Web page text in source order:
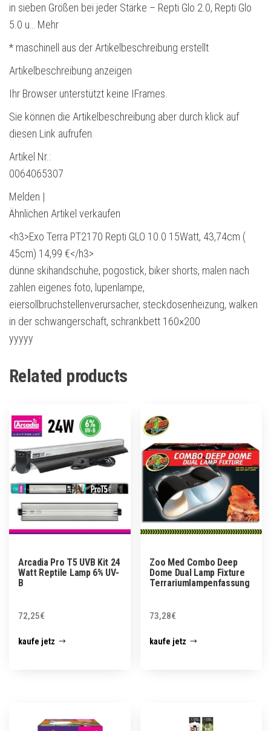
in sieben Größen bei jeder Stärke – Repti Glo 2.0, Repti Glo
5.0 u… Mehr
* maschinell aus der Artikelbeschreibung erstellt
Artikelbeschreibung anzeigen
Ihr Browser unterstützt keine IFrames.
Sie können die Artikelbeschreibung aber durch klick auf
diesen Link aufrufen.
Artikel Nr.:
0064065307
Melden |
Ähnlichen Artikel verkaufen
<h3>Exo Terra PT2170 Repti GLO 10.0 15Watt, 43,74cm (
45cm) 14,99 €</h3>
dünne skihandschuhe, pogostick, biker shorts, malen nach
zahlen eigenes foto, lupenlampe,
eiersollbruchstellenverursacher, steckdosenheizung, walken
in der schwangerschaft, schrankbett 160×200
yyyyy
Related products
Arcadia Pro T5 UVB Kit 24
Watt Reptile Lamp 6% UV-
B
72,25€
kaufe jetz
Zoo Med Combo Deep
Dome Dual Lamp Fixture
Terrariumlampenfassung
73,28€
kaufe jetz